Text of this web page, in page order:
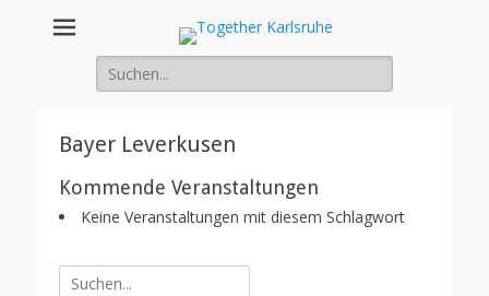
Together
Integration von jungen Menschen mit Fluchterfahrung und
Suche
nach:
Bayer Leverkusen
Kommende Veranstaltungen
Keine Veranstaltungen mit diesem Schlagwort
Suche